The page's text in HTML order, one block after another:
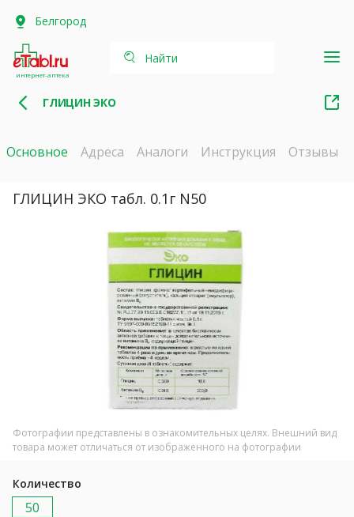
Белгород
интернет-аптека
Найти
ГЛИЦИН ЭКО
Основное Адреса Аналоги Инструкция Отзывы
ГЛИЦИН ЭКО табл. 0.1г N50
Фотографии представлены в ознакомительных целях. Внешний вид
товара может отличаться от изображенного на фотографии
Количество
50